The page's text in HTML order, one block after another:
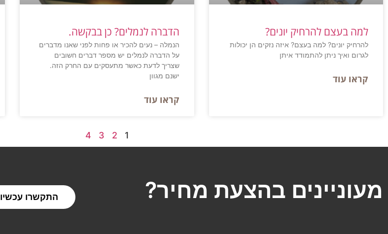
למה בעצם להרחיק יונים?
להרחיק יונים? למה בעצם? איזה נזקים הן יכולות
לגרום ואיך ניתן להתמודד איתן
קראו עוד
הדברה לנמלים? כן בבקשה.
הנמלה – נעים להכיר או פחות לפני שאנו מדברים
על הדברה לנמלים יש מספר דברים חשובים
שצריך לדעת כאשר מתעסקים עם החרק הזה.
ישנם מגוון
קראו עוד
1
2
3
4
מעוניינים בהצעת מחיר? התקשרו עכשיו